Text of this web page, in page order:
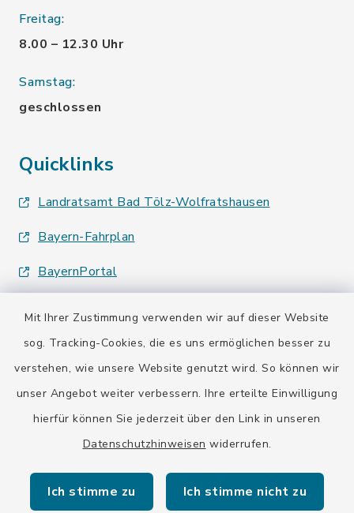
Mit Ihrer Zustimmung verwenden wir auf dieser Website
sog. Tracking-Cookies, die es uns ermöglichen besser zu
verstehen, wie unsere Website genutzt wird. So können wir
unser Angebot weiter verbessern. Ihre erteilte Einwilligung
hierfür können Sie jederzeit über den Link in unseren
Datenschutzhinweisen widerrufen.
Ich stimme zu Ich stimme nicht zu
Freitag:
8.00 – 12.30 Uhr
Samstag:
geschlossen
Quicklinks
Landratsamt Bad Tölz-Wolfratshausen
Bayern-Fahrplan
BayernPortal
Kontakt
Barrierefreiheit
Datenschutz